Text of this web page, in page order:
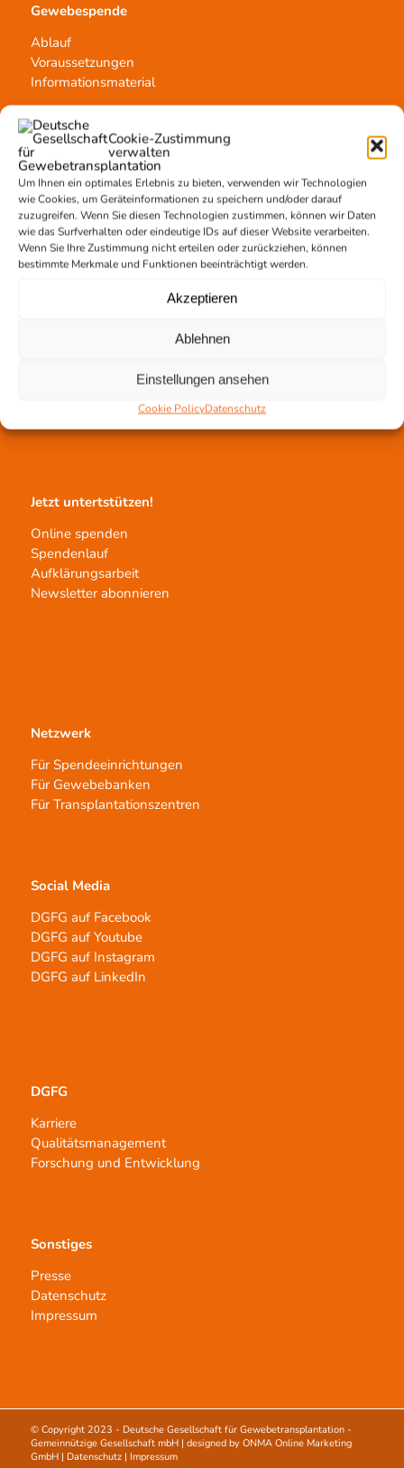
Cookie-Zustimmung
verwalten
Um Ihnen ein optimales Erlebnis zu bieten, verwenden wir Technologien
wie Cookies, um Geräteinformationen zu speichern und/oder darauf
zuzugreifen. Wenn Sie diesen Technologien zustimmen, können wir Daten
wie das Surfverhalten oder eindeutige IDs auf dieser Website verarbeiten.
Wenn Sie Ihre Zustimmung nicht erteilen oder zurückziehen, können
bestimmte Merkmale und Funktionen beeinträchtigt werden.
Akzeptieren
Ablehnen
Einstellungen ansehen
Cookie PolicyDatenschutz
Gewebespende
Ablauf
Voraussetzungen
Informationsmaterial
Kontakt
Team Hannover
Spendestandorte
Vermittlungsstelle
Gewebetransplantation
Gewebeprozessierung
Transplantatvermittlung
Transplantat bestellen
Jetzt untertstützen!
Online spenden
Spendenlauf
Aufklärungsarbeit
Newsletter abonnieren
Netzwerk
Für Spendeeinrichtungen
Für Gewebebanken
Für Transplantationszentren
Social Media
DGFG auf Facebook
DGFG auf Youtube
DGFG auf Instagram
DGFG auf LinkedIn
DGFG
Karriere
Qualitätsmanagement
Forschung und Entwicklung
Sonstiges
Presse
Datenschutz
Impressum
© Copyright 2023 - Deutsche Gesellschaft für Gewebetransplantation -
Gemeinnützige Gesellschaft mbH| designed by ONMA Online Marketing
GmbH| Datenschutz| Impressum